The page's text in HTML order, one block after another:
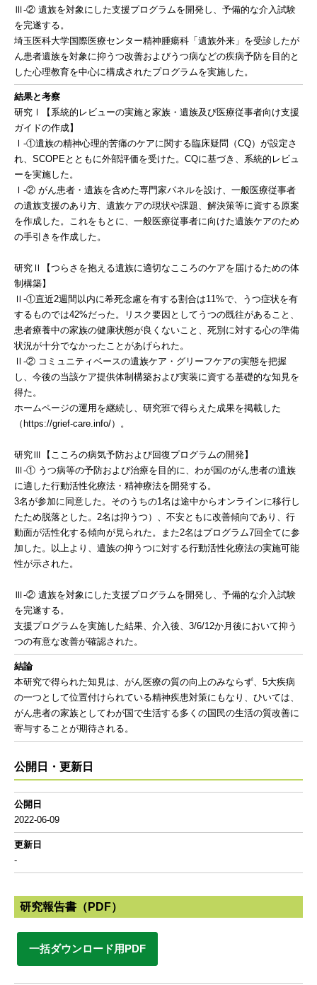
Ⅲ-② 遺族を対象にした支援プログラムを開発し、予備的な介入試験
を完遂する。
埼玉医科大学国際医療センター精神腫瘍科「遺族外来」を受診したが
ん患者遺族を対象に抑うつ改善およびうつ病などの疾病予防を目的と
した心理教育を中心に構成されたプログラムを実施した。
結果と考察
研究Ⅰ【系統的レビューの実施と家族・遺族及び医療従事者向け支援
ガイドの作成】
Ⅰ-①遺族の精神心理的苦痛のケアに関する臨床疑問（CQ）が設定さ
れ、SCOPEとともに外部評価を受けた。CQに基づき、系統的レビュ
ーを実施した。
Ⅰ-② がん患者・遺族を含めた専門家パネルを設け、一般医療従事者
の遺族支援のあり方、遺族ケアの現状や課題、解決策等に資する原案
を作成した。これをもとに、一般医療従事者に向けた遺族ケアのため
の手引きを作成した。
研究Ⅱ【つらさを抱える遺族に適切なこころのケアを届けるための体
制構築】
Ⅱ-①直近2週間以内に希死念慮を有する割合は11%で、うつ症状を有
するものでは42%だった。リスク要因としてうつの既往があること、
患者療養中の家族の健康状態が良くないこと、死別に対する心の準備
状況が十分でなかったことがあげられた。
Ⅱ-② コミュニティベースの遺族ケア・グリーフケアの実態を把握
し、今後の当該ケア提供体制構築および実装に資する基礎的な知見を
得た。
ホームページの運用を継続し、研究班で得らえた成果を掲載した
（https://grief-care.info/）。
研究Ⅲ【こころの病気予防および回復プログラムの開発】
Ⅲ-① うつ病等の予防および治療を目的に、わが国のがん患者の遺族
に適した行動活性化療法・精神療法を開発する。
3名が参加に同意した。そのうちの1名は途中からオンラインに移行し
たため脱落とした。2名は抑うつ）、不安ともに改善傾向であり、行
動面が活性化する傾向が見られた。また2名はプログラム7回全てに参
加した。以上より、遺族の抑うつに対する行動活性化療法の実施可能
性が示された。
Ⅲ-② 遺族を対象にした支援プログラムを開発し、予備的な介入試験
を完遂する。
支援プログラムを実施した結果、介入後、3/6/12か月後において抑う
つの有意な改善が確認された。
結論
本研究で得られた知見は、がん医療の質の向上のみならず、5大疾病
の一つとして位置付けられている精神疾患対策にもなり、ひいては、
がん患者の家族としてわが国で生活する多くの国民の生活の質改善に
寄与することが期待される。
公開日・更新日
公開日
2022-06-09
更新日
-
研究報告書（PDF）
一括ダウンロード用PDF